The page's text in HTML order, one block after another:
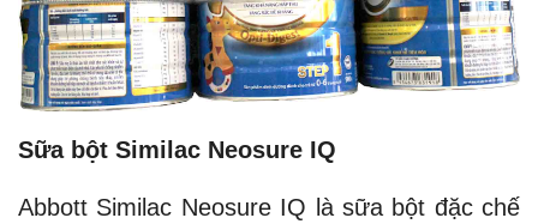
Sữa bột Similac Neosure IQ
Abbott Similac Neosure IQ là sữa bột đặc chế